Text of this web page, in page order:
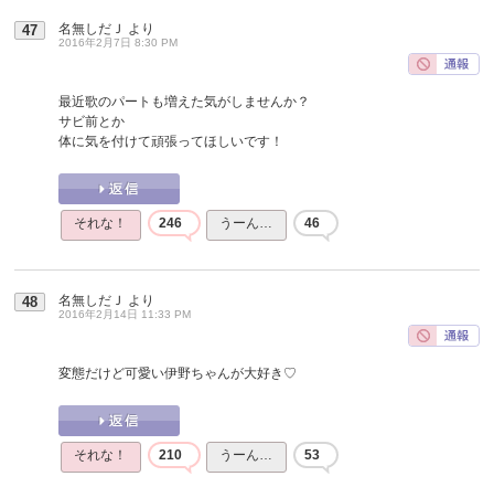
47 名無しだＪ より
2016年2月7日 8:30 PM
最近歌のパートも増えた気がしませんか？
サビ前とか
体に気を付けて頑張ってほしいです！
それな！ 246 うーん… 46
48 名無しだＪ より
2016年2月14日 11:33 PM
変態だけど可愛い伊野ちゃんが大好き♡
それな！ 210 うーん… 53